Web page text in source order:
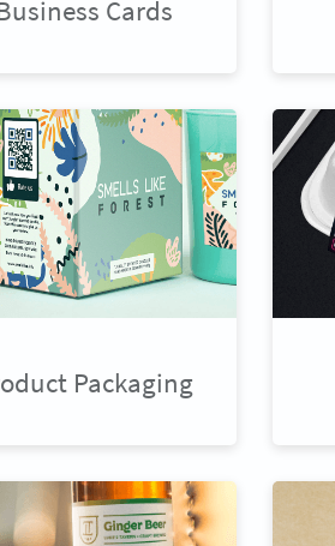
Cards
Packaging